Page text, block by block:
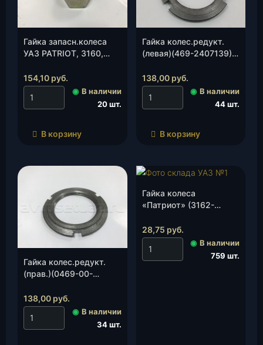
Гайка запасн.колеса
УАЗ PATRIOT, 3160,
3105124-00), шт.
154,10 руб.
◉ В наличии
20 шт.
В корзину
Гайка колес.редукт.
(левая)(469-2407139),
138,00 руб.
◉ В наличии
44 шт.
В корзину
Гайка колес.редукт.
(прав.)(0469-00-
шт.
138,00 руб.
◉ В наличии
34 шт.
Гайка колеса
«Патриот» (3162-
28,75 руб.
◉ В наличии
759 шт.